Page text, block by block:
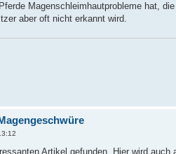
Magenschleimhautprobleme hat, die
aber oft nicht erkannt wird.
Artikel gefunden. Hier wird auch